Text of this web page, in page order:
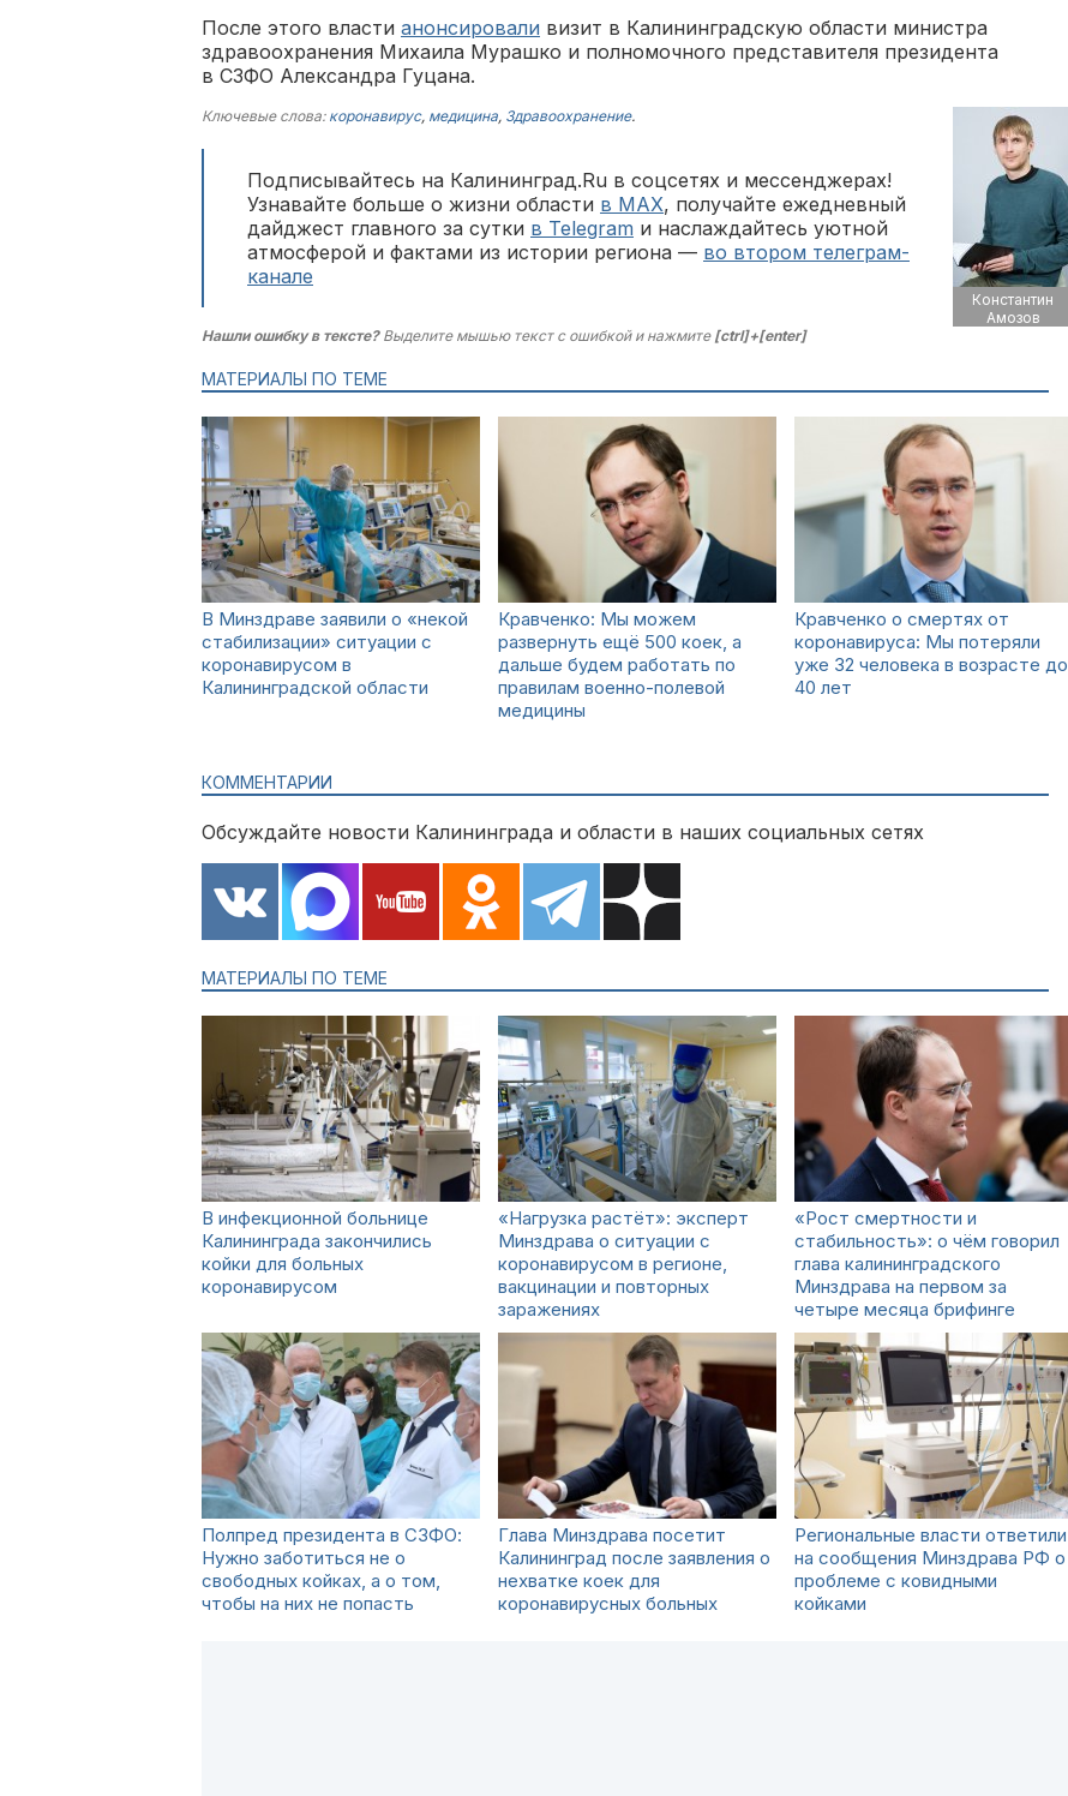
После этого власти анонсировали визит в Калининградскую области министра
здравоохранения Михаила Мурашко и полномочного представителя президента
в СЗФО Александра Гуцана.
Константин
Амозов
Ключевые слова: коронавирус, медицина, Здравоохранение.
Подписывайтесь на Калининград.Ru в соцсетях и мессенджерах!
Узнавайте больше о жизни области в MAX, получайте ежедневный
дайджест главного за сутки в Telegram и наслаждайтесь уютной
атмосферой и фактами из истории региона — во втором телеграм-
канале
Нашли ошибку в тексте?Выделите мышью текст с ошибкой и нажмите [ctrl]+[enter]
МАТЕРИАЛЫ ПО ТЕМЕ
В Минздраве заявили о «некой
стабилизации» ситуации с
коронавирусом в
Калининградской области
Кравченко: Мы можем
развернуть ещё 500 коек, а
дальше будем работать по
правилам военно-полевой
медицины
Кравченко о смертях от
коронавируса: Мы потеряли
уже 32 человека в возрасте до
40 лет
КОММЕНТАРИИ
Обсуждайте новости Калининграда и области в наших социальных сетях
МАТЕРИАЛЫ ПО ТЕМЕ
В инфекционной больнице
Калининграда закончились
койки для больных
коронавирусом
«Нагрузка растёт»: эксперт
Минздрава о ситуации с
коронавирусом в регионе,
вакцинации и повторных
заражениях
«Рост смертности и
стабильность»: о чём говорил
глава калининградского
Минздрава на первом за
четыре месяца брифинге
Полпред президента в СЗФО:
Нужно заботиться не о
свободных койках, а о том,
чтобы на них не попасть
Глава Минздрава посетит
Калининград после заявления о
нехватке коек для
коронавирусных больных
Региональные власти ответили
на сообщения Минздрава РФ о
проблеме с ковидными
койками